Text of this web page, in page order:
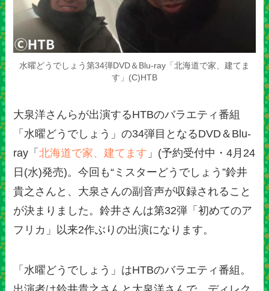
水曜どうでしょう第34弾DVD＆Blu-ray「北海道で家、建てま
す」(C)HTB
大泉洋さんらが出演するHTBのバラエティ番組
「水曜どうでしょう」の34弾目となるDVD＆Blu-
ray「北海道で家、建てます 」(予約受付中・4月24
日(水)発売)。今回も“ミスターどうでしょう”鈴井
貴之さんと、大泉さんの副音声が収録されること
が決まりました。鈴井さんは第32弾「初めてのア
フリカ」以来2作ぶりの出演になります。
「水曜どうでしょう」はHTBのバラエティ番組。